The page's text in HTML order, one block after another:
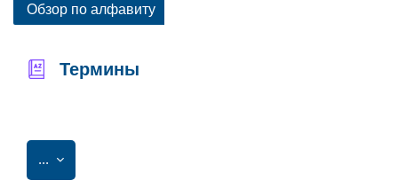
Обзор по алфавиту
Термины
... Экспорт записей